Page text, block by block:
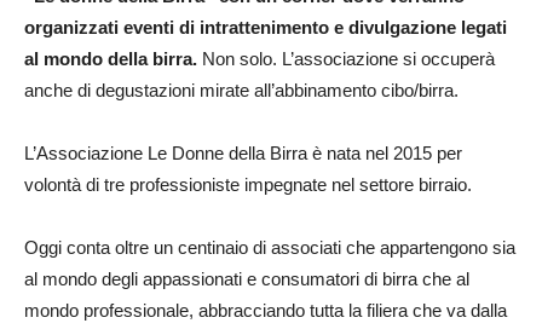
organizzati eventi di intrattenimento e divulgazione legati
al mondo della birra. Non solo. L’associazione si occuperà
anche di degustazioni mirate all’abbinamento cibo/birra.
L’Associazione Le Donne della Birra è nata nel 2015 per
volontà di tre professioniste impegnate nel settore birraio.
Oggi conta oltre un centinaio di associati che appartengono sia
al mondo degli appassionati e consumatori di birra che al
mondo professionale, abbracciando tutta la filiera che va dalla